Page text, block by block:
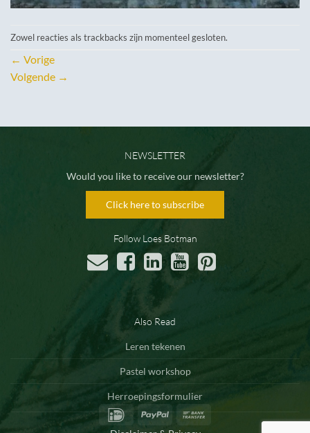
Zowel reacties als trackbacks zijn momenteel gesloten.
← Vorige
Volgende →
NEWSLETTER
Would you like to receive our newsletter?
Click here to subscribe
Follow Loes Botman
Also Read
Leren tekenen
Pastel workshop
Herroepingsformulier
IDeal
PayPal